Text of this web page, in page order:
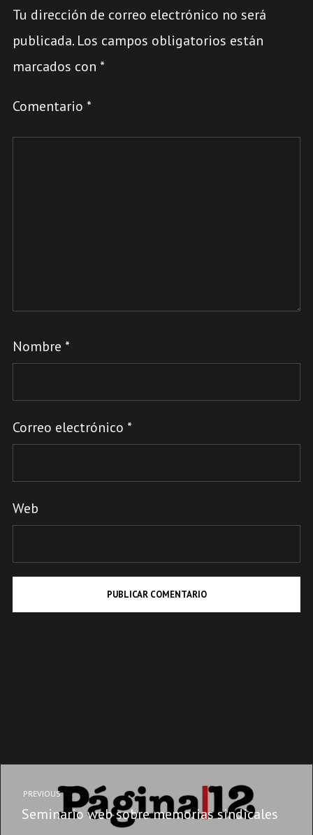
Tu dirección de correo electrónico no será
publicada. Los campos obligatorios están
marcados con *
Comentario *
Nombre *
Correo electrónico *
Web
PREVIOUS
Seminario web sobre memorias sindicales